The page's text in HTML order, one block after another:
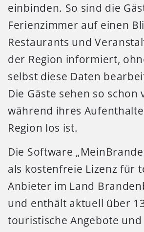
einbinden. So sind die
Ferienzimmer auf einen
Restaurants und
der Region informiert,
selbst diese Daten
Die Gäste sehen so schon
während ihres
Region los ist.
Die Software
als kostenfreie Lizenz für
Anbieter im Land
und enthält aktuell über
touristische Angebote